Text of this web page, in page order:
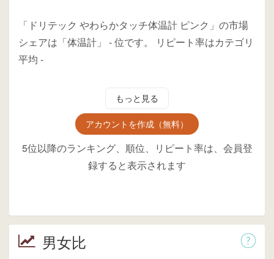
「ドリテック やわらかタッチ体温計 ピンク」の市場
シェアは「体温計」 -位です。
リピート率はカテゴリ
平均 -
もっと見る
アカウントを作成（無料）
5位以降のランキング、順位、リピート率は、会員登
録すると表示されます
男女比